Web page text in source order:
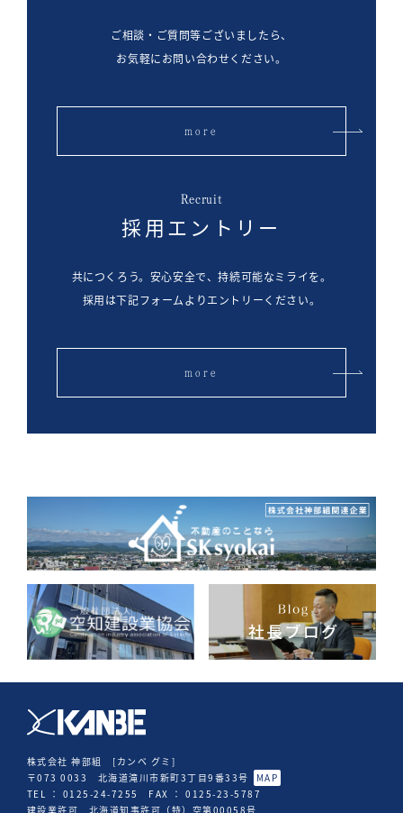
ご相談・ご質問等ございましたら、
お気軽にお問い合わせください。
more
Recruit
採用エントリー
共につくろう。安心安全で、持続可能なミライを。
採用は下記フォームよりエントリーください。
more
株式会社 神部組 [カンベ グミ]
〒073 0033 北海道滝川市新町3丁目9番33号
MAP
TEL ： 0125-24-7255 FAX ： 0125-23-5787
建設業許可 北海道知事許可（特）空第00058号